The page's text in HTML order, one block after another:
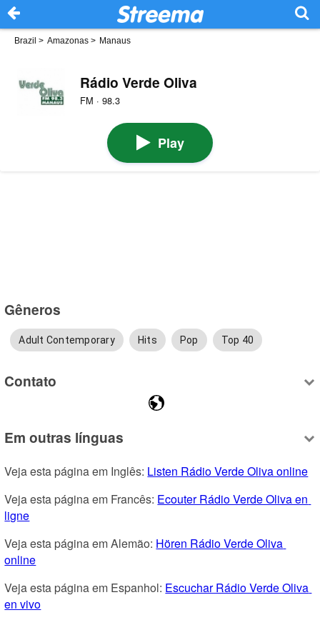
Brazil > Amazonas > Manaus
Rádio Verde Oliva
FM · 98.3
Play
Gêneros
Adult Contemporary Hits Pop Top 40
Contato
Em outras línguas
Veja esta página em Inglês: Listen Rádio Verde Oliva online
Veja esta página em Francês: Ecouter Rádio Verde Oliva en
ligne
Veja esta página em Alemão: Hören Rádio Verde Oliva
online
Veja esta página em Espanhol: Escuchar Rádio Verde Oliva
en vivo